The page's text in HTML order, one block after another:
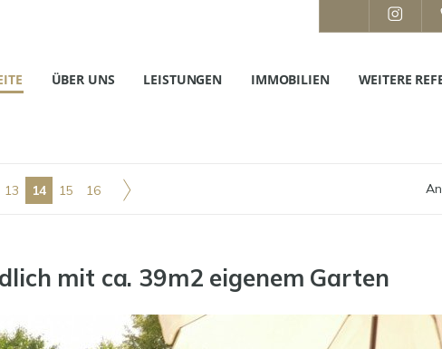
ÜBER UNS LEISTUNGEN IMMOBILIEN WEITERE
13 14 15 16
mit ca. 39m2 eigenem Garten